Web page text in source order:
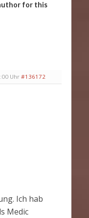
for this
Uhr #136172
Ich hab
Medic